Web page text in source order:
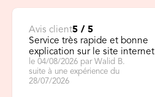
Avis client5 / 5
Service très rapide et bonne
explication sur le site internet
le 04/08/2026 par Walid B.
suite à une expérience du
28/07/2026